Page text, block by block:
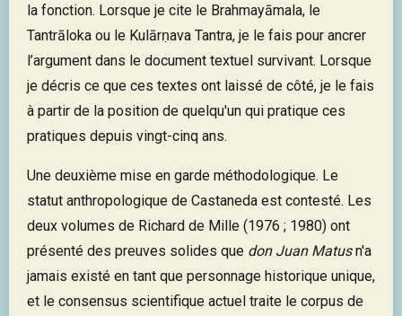
la fonction. Lorsque je cite le Brahmayāmala, le
Tantrāloka ou le Kulārṇava Tantra, je le fais pour ancrer
l’argument dans le document textuel survivant. Lorsque
je décris ce que ces textes ont laissé de côté, je le fais
à partir de la position de quelqu'un qui pratique ces
pratiques depuis vingt-cinq ans.
Une deuxième mise en garde méthodologique. Le
statut anthropologique de Castaneda est contesté. Les
deux volumes de Richard de Mille (1976 ; 1980) ont
présenté des preuves solides que don Juan Matusn'a
jamais existé en tant que personnage historique unique,
et le consensus scientifique actuel traite le corpus de